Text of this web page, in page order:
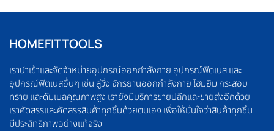
HOMEFITTOOLS
เรานำเข้าและจัดจำหน่ายอุปกรณ์ออกกำลังกาย อุปกรณ์ฟิตเนส และ
อุปกรณ์ฟิตเนสอื่นๆ เช่น ลู่วิ่ง จักรยานออกกำลังกาย โฮมยิม กระสอบ
ทราย และดัมเบลคุณภาพสูง เรายังมีบริการขายปลีกและขายส่งอีกด้วย
เราคัดสรรและคัดสรรสินค้าทุกชิ้นด้วยตนเอง เพื่อให้มั่นใจว่าสินค้าทุกชิ้น
มีประสิทธิภาพอย่างแท้จริง